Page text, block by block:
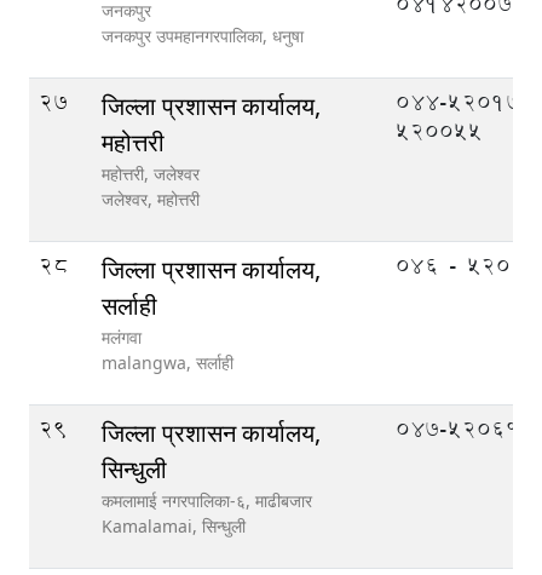
जनकपुर
जनकपुर उपमहानगरपालिका, धनुषा
27
जिल्ला प्रशासन कार्यालय,
महोत्तरी
महोत्तरी, जलेश्वर
जलेश्वर, महोत्तरी
044-
520055
28
जिल्ला प्रशासन कार्यालय,
सर्लाही
मलंगवा
malangwa, सर्लाही
०४६ -
29
जिल्ला प्रशासन कार्यालय,
सिन्धुली
कमलामाई नगरपालिका-६, माढीबजार
Kamalamai, सिन्धुली
047-520610